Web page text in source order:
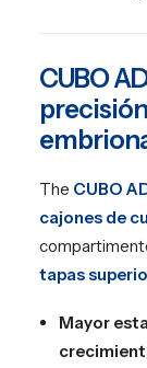
CUBO
The CUBO
cajones de
tapas
Mayor